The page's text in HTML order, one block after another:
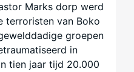
Marks dorp werd
terroristen van Boko
groepen
in
tien jaar tijd 20.000